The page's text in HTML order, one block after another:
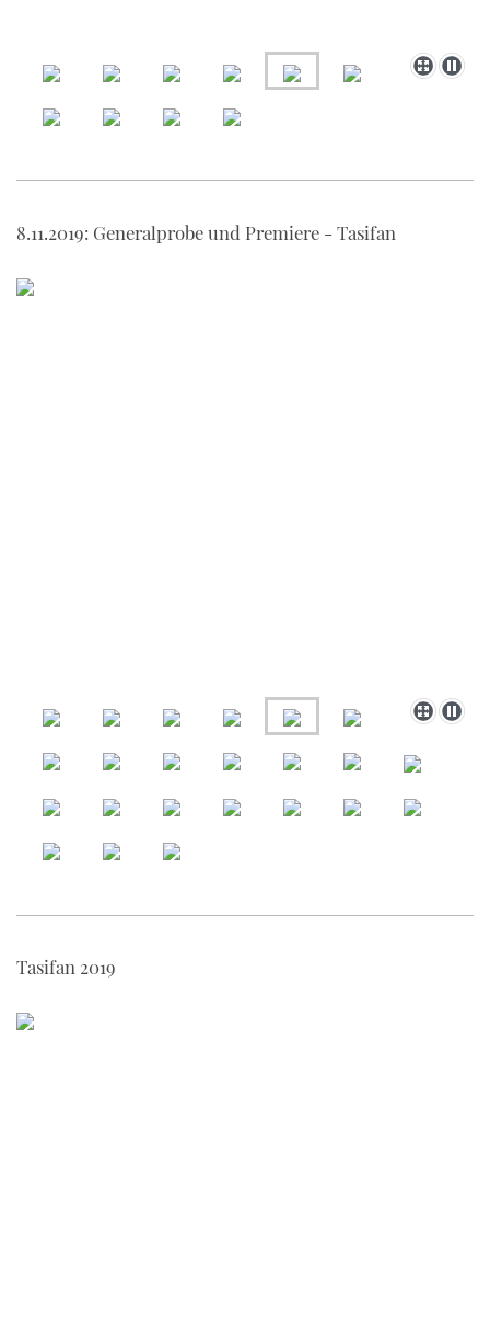
8.11.2019: Generalprobe und Premiere - Tasifan
Tasifan 2019